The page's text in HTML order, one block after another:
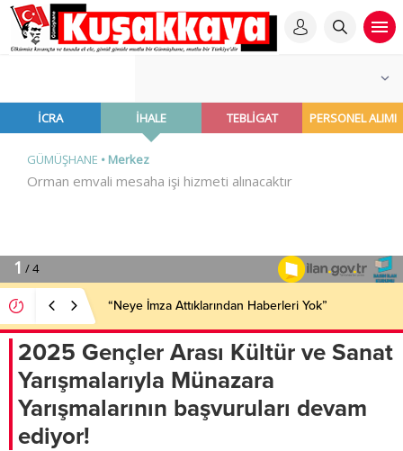
“Neye İmza Attıklarından Haberleri Yok”
2025 ⁠Gençler Arası Kültür ve Sanat
Yarışmalarıyla Münazara
Yarışmalarının başvuruları devam
ediyor!